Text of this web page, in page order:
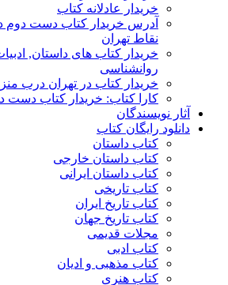
خریدار عادلانه کتاب
آدرس خریدار کتاب دست دوم
نقاط تهران
خریدار کتاب های داستان,
روانشناسی
خریدار کتاب در تهران درب
کارا کتاب: خریدار کتاب دست
آثار نویسندگان
دانلود رایگان کتاب
کتاب داستان
کتاب داستان خارجی
کتاب داستان ایرانی
کتاب تاریخی
کتاب تاریخ ایران
کتاب تاریخ جهان
مجلات قدیمی
کتاب ادبی
کتاب مذهبی و ادیان
کتاب هنری